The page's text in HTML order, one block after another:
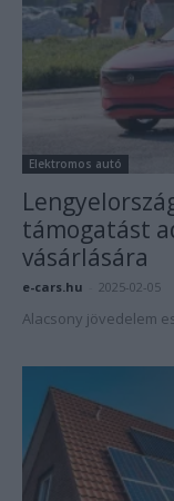
Elektromos autó
támogatást
vásárlására
e-cars.hu 2025-02-05
Alacsony jövedelem